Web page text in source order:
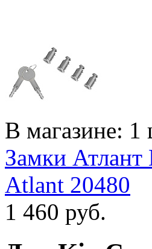
В магазине: 1
Замки
Atlant 20480
1 460 руб.